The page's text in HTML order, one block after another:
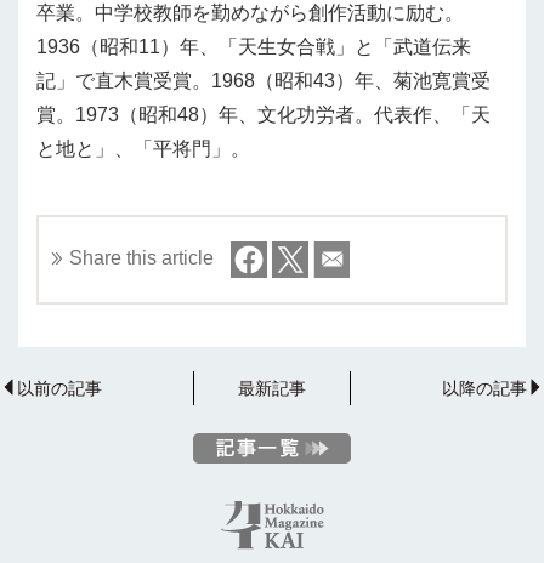
卒業。中学校教師を勤めながら創作活動に励む。
1936（昭和11）年、「天生女合戦」と「武道伝来
記」で直木賞受賞。1968（昭和43）年、菊池寛賞受
賞。1973（昭和48）年、文化功労者。代表作、「天
と地と」、「平将門」。
Share this article
以前の記事 最新記事 以降の記事